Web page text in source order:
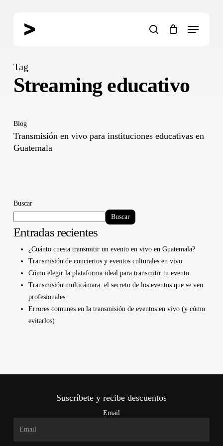
search
Menu
Tag
Streaming educativo
Blog
Transmisión en vivo para instituciones educativas en
Guatemala
Buscar
Buscar
Entradas recientes
¿Cuánto cuesta transmitir un evento en vivo en Guatemala?
Transmisión de conciertos y eventos culturales en vivo
Cómo elegir la plataforma ideal para transmitir tu evento
Transmisión multicámara: el secreto de los eventos que se ven
profesionales
Errores comunes en la transmisión de eventos en vivo (y cómo
evitarlos)
Suscríbete y recibe descuentos
Email